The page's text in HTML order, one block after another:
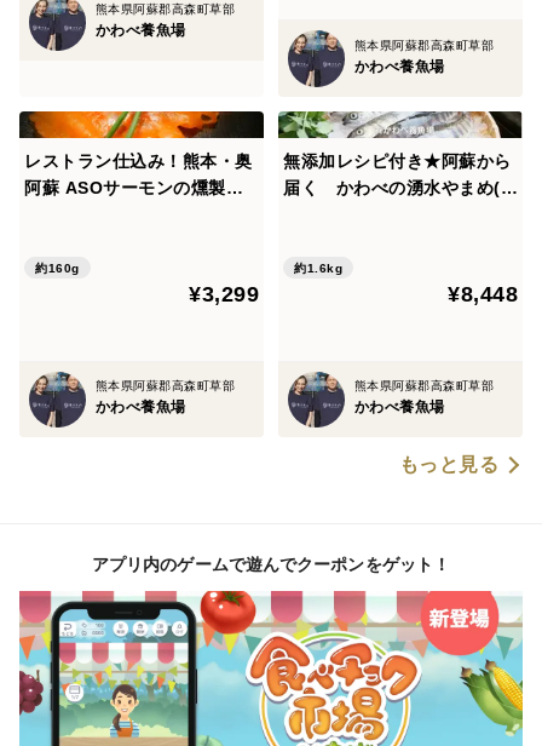
熊本県阿蘇郡高森町草部
かわべ養魚場
熊本県阿蘇郡高森町草部
かわべ養魚場
レストラン仕込み！熊本・奥
阿蘇 ASOサーモンの燻製（4
約160g
¥3,299
熊本県阿蘇郡高森町草部
かわべ養魚場
無添加レシピ付き★阿蘇から
届く かわべの湧水やまめ(2
約1.6kg
¥8,448
熊本県阿蘇郡高森町草部
かわべ養魚場
もっと見る
アプリ内のゲームで遊んでクーポンをゲット！